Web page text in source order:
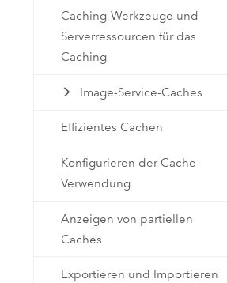
Caching-Werkzeuge und
Serverressourcen für das
Caching
Image-Service-Caches
Effizientes Cachen
Konfigurieren der Cache-
Verwendung
Anzeigen von partiellen
Caches
Exportieren und Importieren